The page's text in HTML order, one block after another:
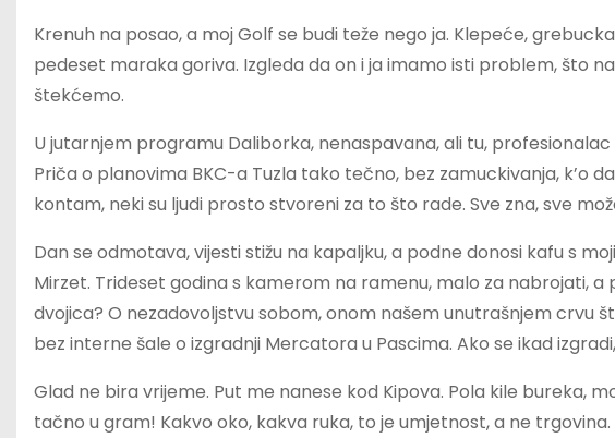
Krenuh na posao, a moj Golf se budi teže nego ja. Klepeće,
pedeset maraka goriva. Izgleda da on i ja imamo isti problem, što
štekćemo.
U jutarnjem programu Daliborka, nenaspavana, ali tu,
Priča o planovima BKC-a Tuzla tako tečno, bez zamuckivanja, k’o
kontam, neki su ljudi prosto stvoreni za to što rade. Sve zna, sve
Dan se odmotava, vijesti stižu na kapaljku, a podne donosi kafu s
Mirzet. Trideset godina s kamerom na ramenu, malo za nabrojati, a
dvojica? O nezadovoljstvu sobom, onom našem unutrašnjem crvu
bez interne šale o izgradnji Mercatora u Pascima. Ako se ikad
Glad ne bira vrijeme. Put me nanese kod Kipova. Pola kile bureka,
tačno u gram! Kakvo oko, kakva ruka, to je umjetnost, a ne